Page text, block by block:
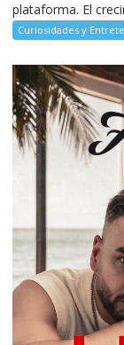
plataforma. El
Curiosidades y